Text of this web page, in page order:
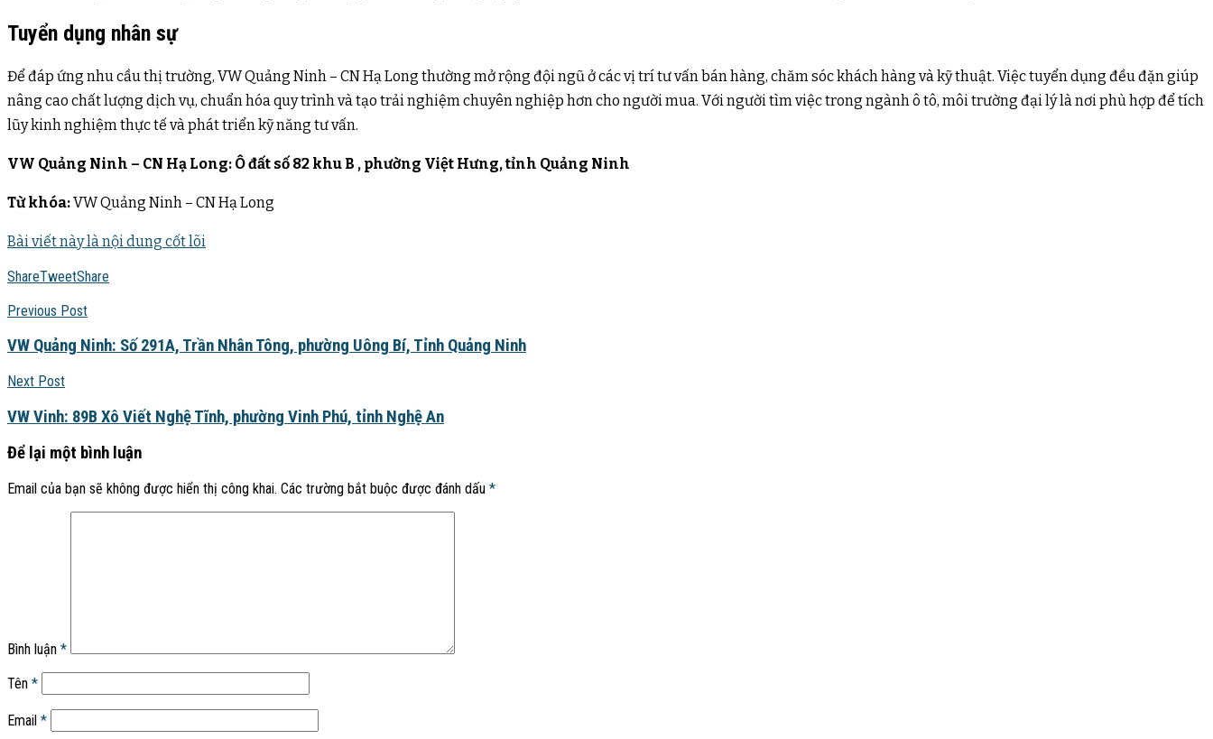
Tuyển dụng nhân sự
Để đáp ứng nhu cầu thị trường, VW Quảng Ninh – CN Hạ Long thường mở rộng đội ngũ ở các vị trí tư vấn bán hàng, chăm sóc khách hàng và kỹ thuật. Việc tuyển dụng đều đặn giúp
nâng cao chất lượng dịch vụ, chuẩn hóa quy trình và tạo trải nghiệm chuyên nghiệp hơn cho người mua. Với người tìm việc trong ngành ô tô, môi trường đại lý là nơi phù hợp để tích
lũy kinh nghiệm thực tế và phát triển kỹ năng tư vấn.
VW Quảng Ninh – CN Hạ Long: Ô đất số 82 khu B , phường Việt Hưng, tỉnh Quảng Ninh
Từ khóa:VW Quảng Ninh – CN Hạ Long
Bài viết này là nội dung cốt lõi
ShareTweetShare
Previous Post
VW Quảng Ninh: Số 291A, Trần Nhân Tông, phường Uông Bí, Tỉnh Quảng Ninh
Next Post
VW Vinh: 89B Xô Viết Nghệ Tĩnh, phường Vinh Phú, tỉnh Nghệ An
Để lại một bình luận
Email của bạn sẽ không được hiển thị công khai. Các trường bắt buộc được đánh dấu *
Bình luận *
Tên *
Email *